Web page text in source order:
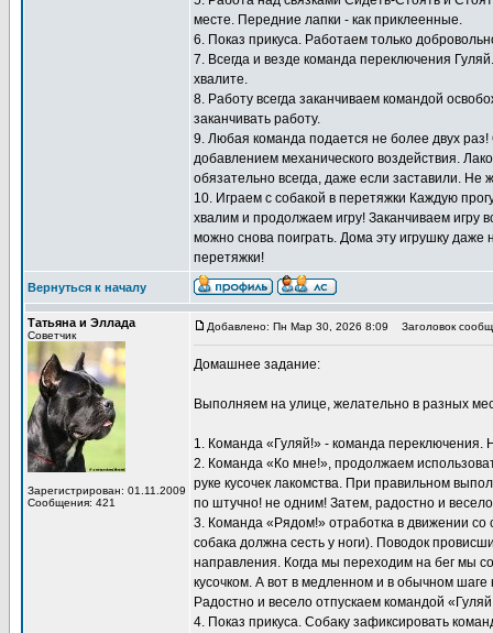
месте. Передние лапки - как приклеенные.
6. Показ прикуса. Работаем только
7. Всегда и везде команда переключения
хвалите.
8. Работу всегда заканчиваем командой
заканчивать работу.
9. Любая команда подается не более двух
добавлением механического воздействия.
обязательно всегда, даже если заставили. Не
10. Играем с собакой в перетяжки Каждую
хвалим и продолжаем игру! Заканчиваем игру
можно снова поиграть. Дома эту игрушку даже
перетяжки!
Вернуться к началу
Татьяна и Эллада
Советчик
Зарегистрирован: 01.11.2009
Сообщения: 421
Добавлено: Пн Мар 30, 2026 8:09 Заголовок
Домашнее задание:
Выполняем на улице, желательно в разных
1. Команда «Гуляй!» - команда
2. Команда «Ко мне!», продолжаем
руке кусочек лакомства. При правильном
по штучно! не одним! Затем, радостно и
3. Команда «Рядом!» отработка в движении
собака должна сесть у ноги). Поводок
направления. Когда мы переходим на бег мы
кусочком. А вот в медленном и в обычном
Радостно и весело отпускаем командой
4. Показ прикуса. Собаку зафиксировать